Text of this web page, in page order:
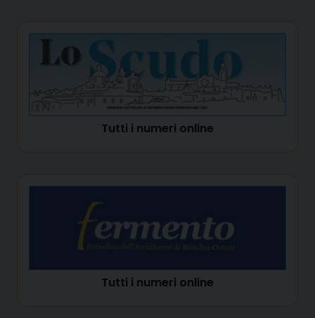
Tutti i numeri online
Tutti i numeri online